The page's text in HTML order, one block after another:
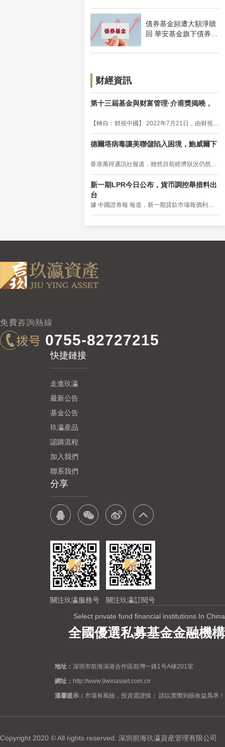
債券基金頻遭大額淨贖
回 華安基金旗下債券基
财經資訊
第十三屆基金與财富管理·介甫獎揭曉，
【轉自：财視中國】 2022年7月21日，由财視中
國主辦的 第十三屆基金與财富管理介甫獎頒獎
典...
德爾塔病毒讓美聯儲陷入困境，鮑威爾下
香港萬得通訊社報道，雖然目前經濟狀況仍然很
好，但德爾塔變種帶來的新冠疫情已經很糟糕...
新一期LPR今日公布，貨币調控舉措料出
台
據 中國證券報 報道，新一期貸款市場報價利率
（ LPR ）今日公布。分析人士認爲， LPR 降與
免費咨詢熱線
0755-82727215
快捷鏈接
走進玖瀛
最新公告
基金公告
玖瀛産品
認購流程
加入我們
聯系我們
分享
關注玖瀛服務号
關注玖瀛訂閱号
Select private fund financial institutions In China
全國優選私募基金金融機構
地址： 深圳市前海深港合作區前灣一路1号A棟201室
網址： http://www.9winasset.com.cn
溫馨提示： 市場有風險，投資需謹慎； 請以實際到賬收益爲準！
Copyright 2020 © All rights reserved. 深圳前海玖瀛資産管理有限公司